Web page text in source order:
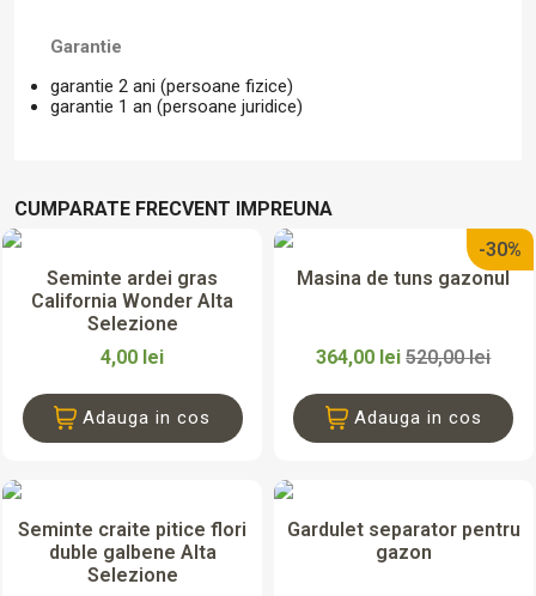
Garantie
garantie 2 ani (persoane fizice)
garantie 1 an (persoane juridice)
CUMPARATE FRECVENT IMPREUNA
Seminte ardei gras
California Wonder Alta
Selezione
4,00 lei
Adauga in cos
Masina de tuns gazonul
364,00 lei520,00 lei
-30%
Adauga in cos
Seminte craite pitice flori
duble galbene Alta
Selezione
Gardulet separator pentru
gazon